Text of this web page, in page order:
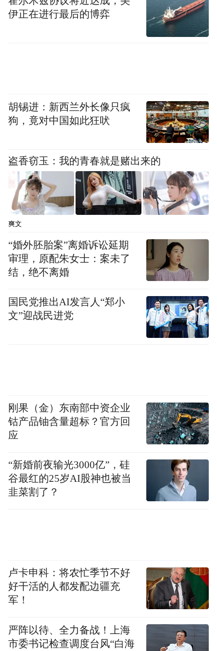
伊正在进行最后的博弈
胡锡进：新西兰外长像只疯
狗，竟对中国如此狂吠
盗香窃玉：我的青春就是赌出来的
爽文
“婚外胚胎案”离婚诉讼延期
审理，原配朱女士：案未了
结，绝不离婚
国民党推出AI发言人“郑小
文”迎战民进党
刚果（金）东南部中资企业
钴产品铀含量超标？官方回
应
“新婚前夜输光3000亿”，硅
谷最红的25岁AI股神也被当
韭菜割了？
卢卡申科：将农忙季节不好
好干活的人都发配边疆充
军！
严阵以待、全力备战！上海
市委书记检查调度台风“白海